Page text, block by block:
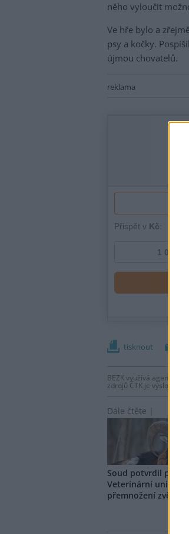
něho vyloučit
Ve hře bylo a
psy a kočky.
újmou chovatelů.
reklama
tisknout
BEZK využívá agenturní
zdrojů ČTK je výslovně
Dále čtěte |
Soud potvrdil
Veterinární
přemnožení zvěře v